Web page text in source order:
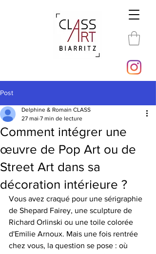
Post
Comment intégrer une
œuvre de Pop Art ou de
Street Art dans sa
décoration intérieure ?
Delphine & Romain CLASS
27 mai 7 min de lecture
Vous avez craqué pour une sérigraphie
de Shepard Fairey, une sculpture de
Richard Orlinski ou une toile colorée
d'Emilie Arnoux. Mais une fois rentrée
chez vous, la question se pose : où